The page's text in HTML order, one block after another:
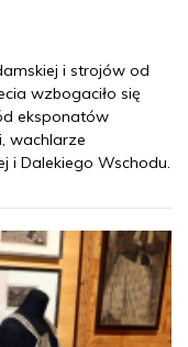
i strojów od
wzbogaciło się
eksponatów
wachlarze
i Dalekiego Wschodu.